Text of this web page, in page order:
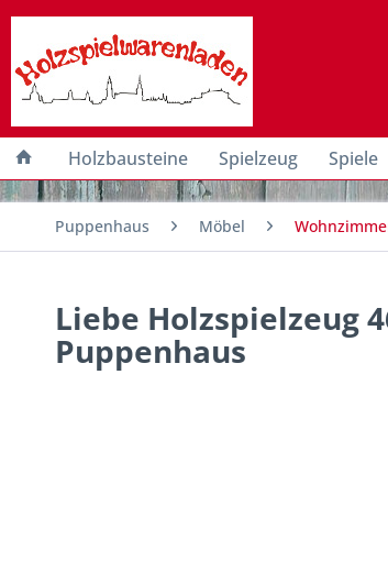
Holzbausteine Spielzeug Spiele
Puppenhaus Möbel
Liebe Holzspielzeug
Puppenhaus